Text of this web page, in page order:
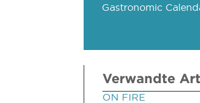
Gastronomic
Verwandte
ON FIRE